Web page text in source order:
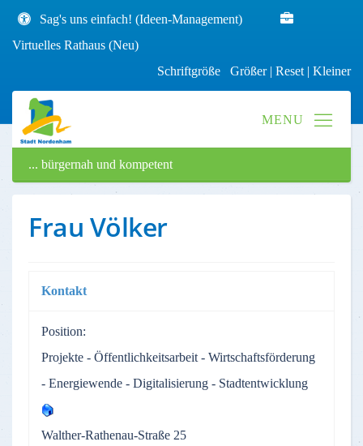
Sag's uns einfach! (Ideen-Management)
Virtuelles Rathaus (Neu)
Schriftgröße Größer| Reset | Kleiner
... bürgernah und kompetent
Frau Völker
Kontakt
Position:
Projekte - Öffentlichkeitsarbeit - Wirtschaftsförderung
- Energiewende - Digitalisierung - Stadtentwicklung
Walther-Rathenau-Straße 25